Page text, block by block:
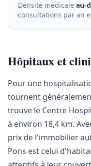
Densité médicale au-
consultations par an
Hôpitaux et
Pour une
tournent
trouve le Centre
à environ 18,4 km.
prix de l'immobilier
Pons est celui